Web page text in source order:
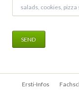
SEND
Navigation
Ersti-Infos